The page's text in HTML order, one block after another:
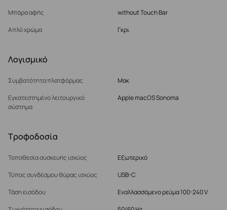
Μπάρα αφής
without Touch Bar
Απλό χρώμα
Γκρι
Λογισμικό
Συμβατότητα πλατφόρμας
Μακ
Εγκατεστημένο λειτουργικό
σύστημα
Apple macOS Sonoma
Τροφοδοσία
Τοποθεσία συσκευής ισχύος
Εξωτερικό
Τύπος συνδέσμου θύρας ισχύος
USB-C
Τάση εισόδου
Εναλλασσόμενο ρεύμα 100-240 V